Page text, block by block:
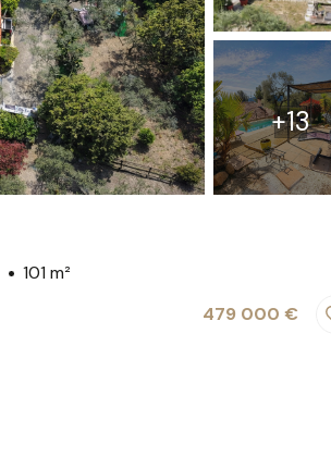
+13
101 m²
479 000 €